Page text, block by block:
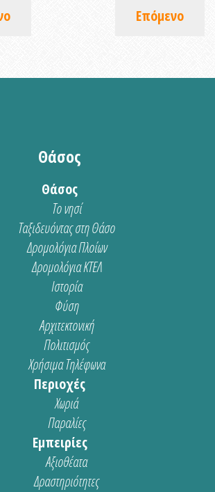
Επόμενο
Θάσος
Θάσος
Το νησί
Ταξιδευόντας στη Θάσο
Δρομολόγια Πλοίων
Δρομολόγια ΚΤΕΛ
Ιστορία
Φύση
Αρχιτεκτονική
Πολιτισμός
Χρήσιμα Τηλέφωνα
Περιοχές
Χωριά
Παραλίες
Εμπειρίες
Αξιοθέατα
Δραστηριότητες